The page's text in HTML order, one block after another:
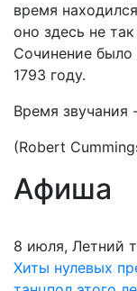
время
оно здесь не
Сочинение было
1793 году.
Время звучания
(Robert
Афиша
8 июля, Летний
Хиты нулевых